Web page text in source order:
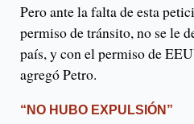
Pero ante la falta de esta
permiso de tránsito, no se le
país, y con el permiso de
agregó Petro.
“NO HUBO EXPULSIÓN”